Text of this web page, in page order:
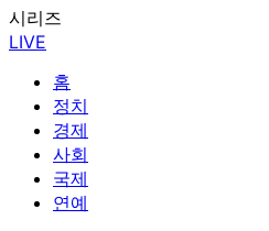
시리즈
LIVE
홈
정치
경제
사회
국제
연예